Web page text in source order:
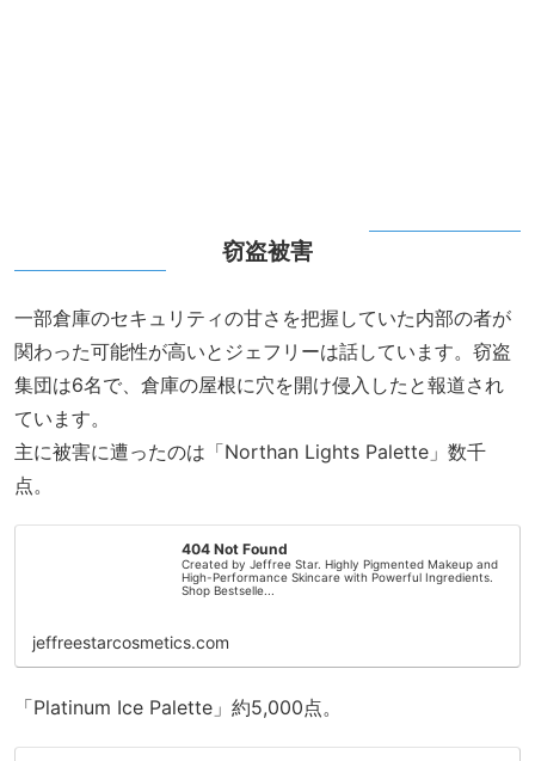
窃盗被害
一部倉庫のセキュリティの甘さを把握していた内部の者が
関わった可能性が高いとジェフリーは話しています。窃盗
集団は6名で、倉庫の屋根に穴を開け侵入したと報道され
ています。
主に被害に遭ったのは「Northan Lights Palette」数千
点。
404 Not Found
Created by Jeffree Star. Highly Pigmented Makeup and
High-Performance Skincare with Powerful Ingredients.
Shop Bestselle...
jeffreestarcosmetics.com
「Platinum Ice Palette」約5,000点。